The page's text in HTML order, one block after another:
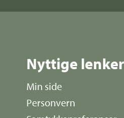
Nyttige lenker
Min side
Personvern